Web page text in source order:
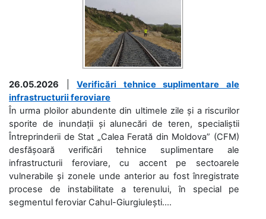
26.05.2026 |Verificări tehnice suplimentare ale
infrastructurii feroviare
În urma ploilor abundente din ultimele zile și a riscurilor
sporite de inundații și alunecări de teren, specialiștii
Întreprinderii de Stat „Calea Ferată din Moldova” (CFM)
desfășoară verificări tehnice suplimentare ale
infrastructurii feroviare, cu accent pe sectoarele
vulnerabile și zonele unde anterior au fost înregistrate
procese de instabilitate a terenului, în special pe
segmentul feroviar Cahul-Giurgiulești....